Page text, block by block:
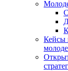
Кейсы